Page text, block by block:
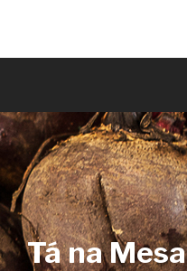
Tá na Mesa